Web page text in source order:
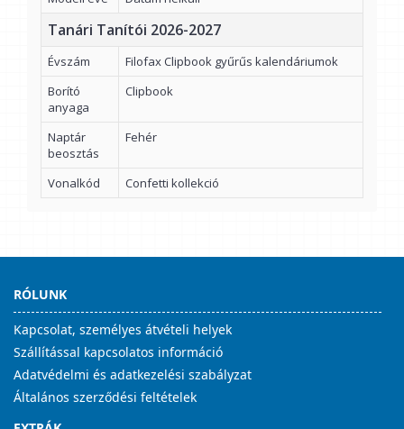
Tanári Tanítói 2026-2027
Évszám
Filofax Clipbook gyűrűs kalendáriumok
Borító
anyaga
Clipbook
Naptár
beosztás
Fehér
Vonalkód Confetti kollekció
RÓLUNK
Kapcsolat, személyes átvételi helyek
Szállítással kapcsolatos információ
Adatvédelmi és adatkezelési szabályzat
Általános szerződési feltételek